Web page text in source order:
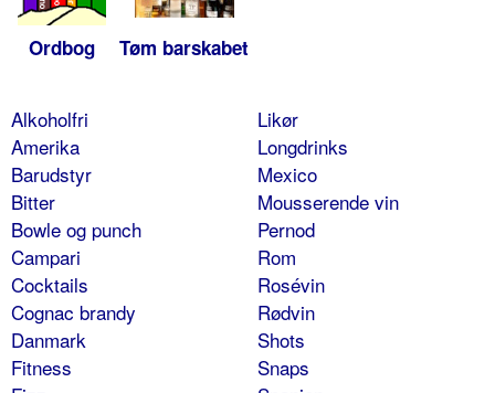
Ordbog Tøm barskabet
Alkoholfri
Amerika
Barudstyr
Bitter
Bowle og punch
Campari
Cocktails
Cognac brandy
Danmark
Fitness
Likør
Longdrinks
Mexico
Mousserende vin
Pernod
Rom
Rosévin
Rødvin
Shots
Snaps